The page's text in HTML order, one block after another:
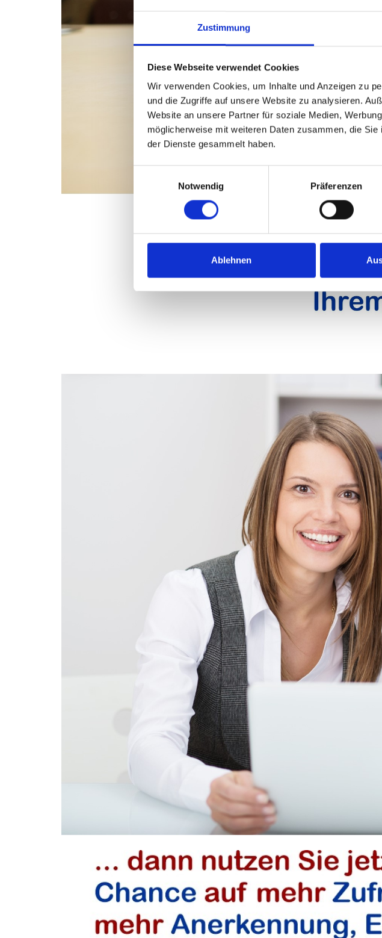
Zustimmung
Diese Webseite verwendet Cookies
Wir verwenden Cookies, um Inhalte und Anzeigen zu
und die Zugriffe auf unsere Website zu analysieren.
Website an unsere Partner für soziale Medien,
möglicherweise mit weiteren Daten zusammen, die
der Dienste gesammelt haben.
Notwendig
Präferenzen
Ablehnen